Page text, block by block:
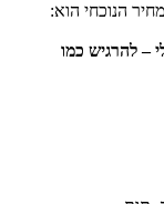
הנוכחי הוא:
– להרגיש כמו